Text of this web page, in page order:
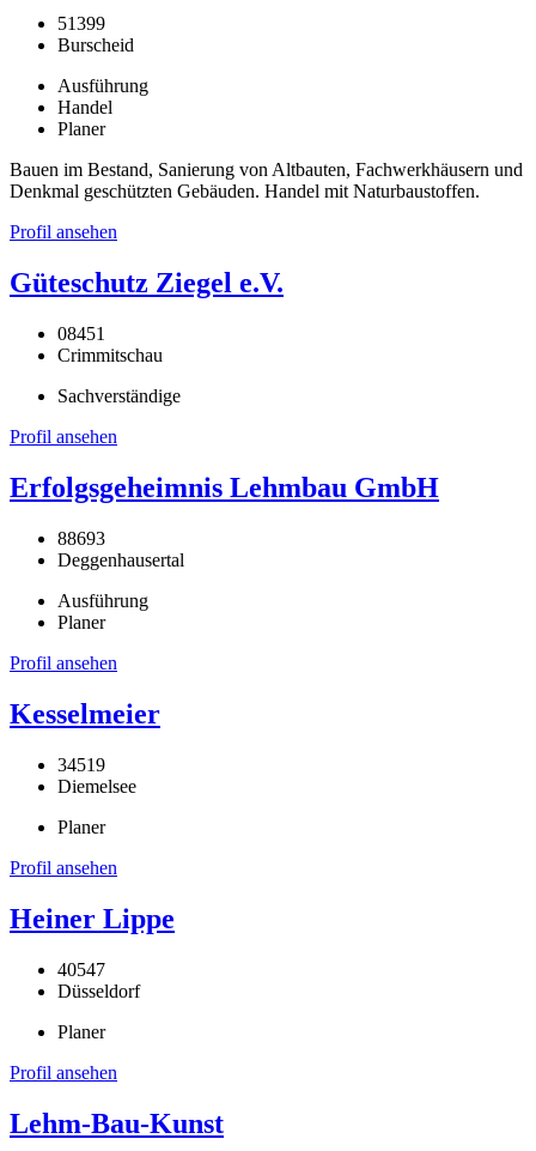
51399
Burscheid
Ausführung
Handel
Planer
Bauen im Bestand, Sanierung von Altbauten, Fachwerkhäusern und
Denkmal geschützten Gebäuden. Handel mit Naturbaustoffen.
Profil ansehen
Güteschutz Ziegel e.V.
08451
Crimmitschau
Sachverständige
Profil ansehen
Erfolgsgeheimnis Lehmbau GmbH
88693
Deggenhausertal
Ausführung
Planer
Profil ansehen
Kesselmeier
34519
Diemelsee
Planer
Profil ansehen
Heiner Lippe
40547
Düsseldorf
Planer
Profil ansehen
Lehm-Bau-Kunst